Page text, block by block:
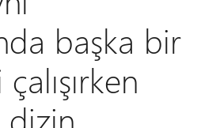
başka bir